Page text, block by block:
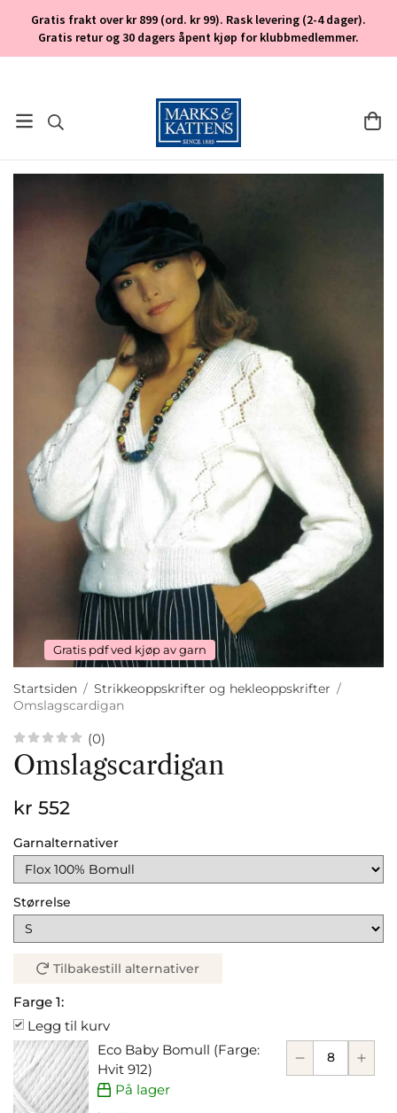
Gratis frakt over kr 899 (ord. kr 99). Rask levering (2-4 dager).
Gratis retur og 30 dagers åpent kjøp for klubbmedlemmer.
Gratis pdf ved kjøp av garn
Startsiden / Strikkeoppskrifter og hekleoppskrifter /
Omslagscardigan
(0)
Omslagscardigan
kr 552
Garnalternativer
Størrelse
Tilbakestill alternativer
Farge 1:
Legg til kurv
Eco Baby Bomull (Farge:
Hvit 912)
På lager